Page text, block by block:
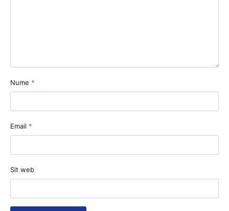
Nume *
Email *
Sit web